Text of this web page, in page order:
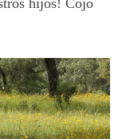
hijos! Cojo